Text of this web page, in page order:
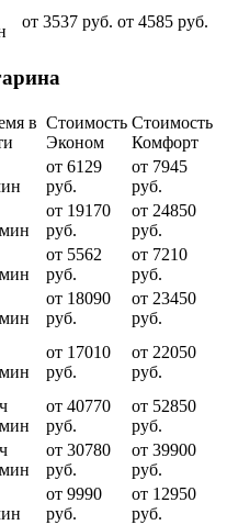
от 3537 руб. от 4585 руб.
в Стоимость
Эконом
Стоимость
Комфорт
от 6129
руб.
от 7945
руб.
от 19170
руб.
от 24850
руб.
от 5562
руб.
от 7210
руб.
от 18090
руб.
от 23450
руб.
от 17010
руб.
от 22050
руб.
от 40770
руб.
от 52850
руб.
от 30780
руб.
от 39900
руб.
от 9990
руб.
от 12950
руб.